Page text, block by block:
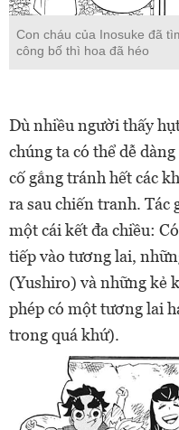
Con cháu của Inosuke đã
công bố thì hoa đã héo
Dù nhiều người thấy
chúng ta có thể dễ
cố gắng tránh hết các
ra sau chiến tranh. Tác
một cái kết đa chiều:
tiếp vào tương lai,
(Yushiro) và những kẻ
phép có một tương lai
trong quá khứ).